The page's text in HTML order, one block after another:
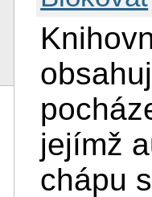
jejímž
chápu